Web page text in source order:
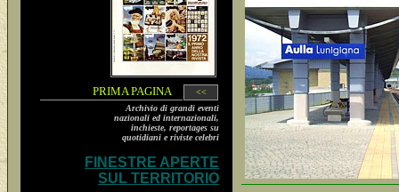
PRIMA PAGINA
<<
Archivio di grandi eventi
nazionali ed internazionali,
inchieste, reportages su
quotidiani e riviste celebri
FINESTRE APERTE
SUL TERRITORIO